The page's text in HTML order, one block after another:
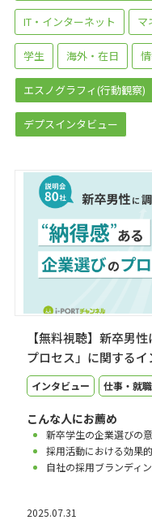
IT・インターネット マ
学生 海外・在日
エスノグラフィ(行動観察)
デプスインタビュー
【無料視聴】新卒男
プロセス」に関する
インタビュー 仕事・就職
こんな人にお薦め
新卒学生の企業選びの
採用活動における効果
自社の採用ブランディ
2025.07.31